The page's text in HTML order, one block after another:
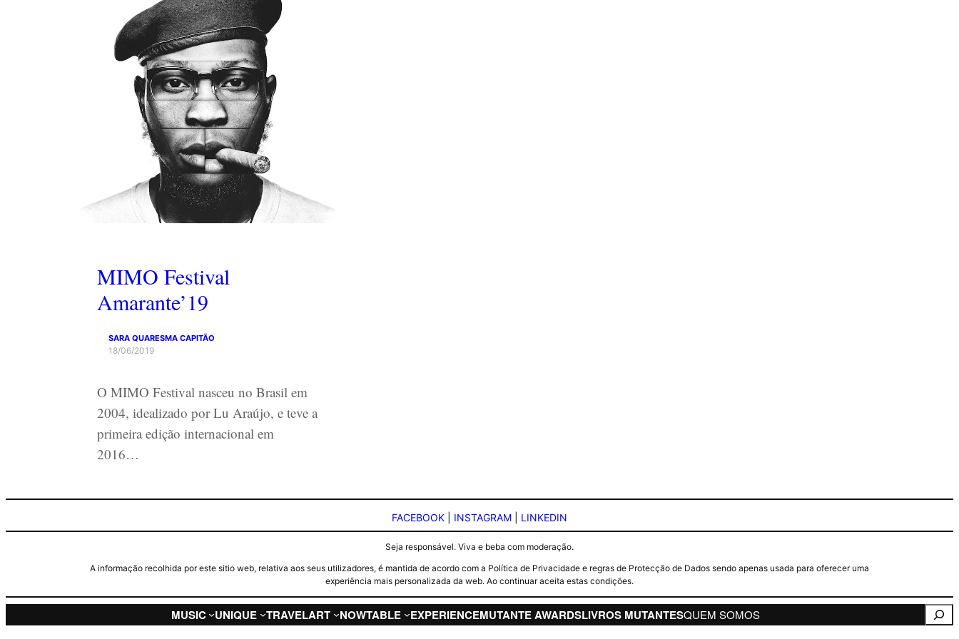
MIMO Festival
Amarante’19
SARA QUARESMA CAPITÃO
18/06/2019
O MIMO Festival nasceu no Brasil em
2004, idealizado por Lu Araújo, e teve a
primeira edição internacional em
2016…
FACEBOOK INSTAGRAM LINKEDIN
Seja responsável. Viva e beba com moderação.
A informação recolhida por este sitio web, relativa aos seus utilizadores, é mantida de acordo com a Política de Privacidade e regras de Protecção de Dados sendo apenas usada para oferecer uma
experiência mais personalizada da web. Ao continuar aceita estas condições.
MUSIC UNIQUE TRAVELART NOWTABLE EXPERIENCEMUTANTE AWARDSLIVROS MUTANTESQUEM SOMOS